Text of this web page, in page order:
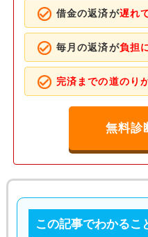
借金の返済が遅れ
毎月の返済が負担
完済までの道のり
無料診
この記事でわかるこ